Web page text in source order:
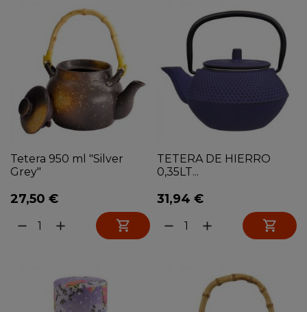
Tetera 950 ml "Silver
Grey"
27,50 €
remove add 
TETERA DE HIERRO
0,35LT...
31,94 €
remove add 